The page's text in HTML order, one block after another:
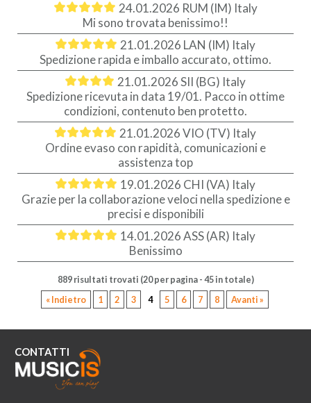
24.01.2026 RUM (IM) Italy
Mi sono trovata benissimo!!
21.01.2026 LAN (IM) Italy
Spedizione rapida e imballo accurato, ottimo.
21.01.2026SII (BG) Italy
Spedizione ricevuta in data 19/01. Pacco in ottime
condizioni, contenuto ben protetto.
21.01.2026VIO (TV) Italy
Ordine evaso con rapidità, comunicazioni e
assistenza top
19.01.2026 CHI (VA) Italy
Grazie per la collaborazione veloci nella spedizione e
precisi e disponibili
14.01.2026ASS (AR) Italy
Benissimo
889 risultati trovati (20 per pagina - 45 in totale)
« Indietro
1 2 3 4 5 6 7 8 Avanti »
CONTATTI